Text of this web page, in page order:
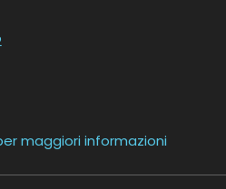
maggiori informazioni